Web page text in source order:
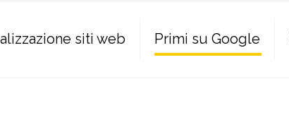
siti web Primi su Google